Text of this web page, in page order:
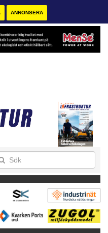
ANNONSERA